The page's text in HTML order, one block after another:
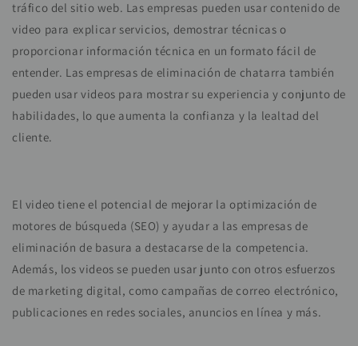
tráfico del sitio web. Las empresas pueden usar contenido de
video para explicar servicios, demostrar técnicas o
proporcionar información técnica en un formato fácil de
entender. Las empresas de eliminación de chatarra también
pueden usar videos para mostrar su experiencia y conjunto de
habilidades, lo que aumenta la confianza y la lealtad del
cliente.
El video tiene el potencial de mejorar la optimización de
motores de búsqueda (SEO) y ayudar a las empresas de
eliminación de basura a destacarse de la competencia.
Además, los videos se pueden usar junto con otros esfuerzos
de marketing digital, como campañas de correo electrónico,
publicaciones en redes sociales, anuncios en línea y más.